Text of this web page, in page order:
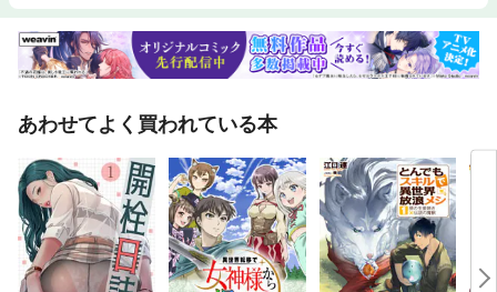
あわせてよく買われている本